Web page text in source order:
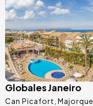
Globales Janeiro
Can Picafort Majorque